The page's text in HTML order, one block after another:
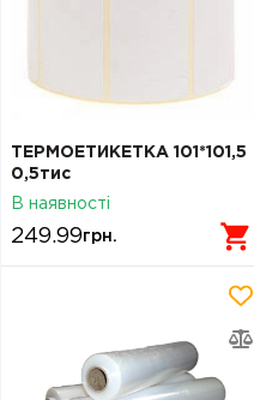
ТЕРМОЕТИКЕТКА 101*101,5
0,5тис
В наявності
249.99грн.